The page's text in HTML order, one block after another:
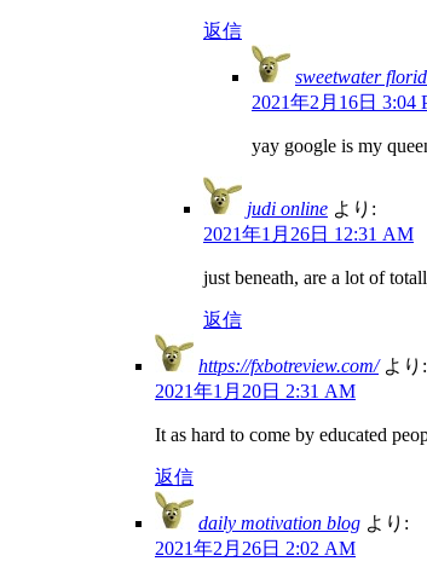
返信
sweetwater
2021年2月16日 3:04
yay google is my
judi online より:
2021年1月26日 12:31 AM
just beneath, are a lot of
返信
https://fxbotreview.com/ より:
2021年1月20日 2:31 AM
It as hard to come by educated
返信
daily motivation blog より:
2021年2月26日 2:02 AM